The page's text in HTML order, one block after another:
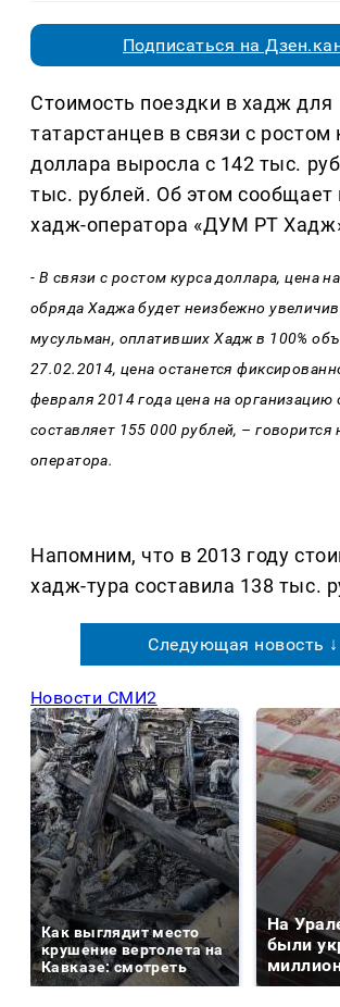
Подписаться на
Стоимость поездки в хадж для
татарстанцев в связи с ростом
доллара выросла с 142 тыс.
тыс. рублей. Об этом сообщает
хадж-оператора «ДУМ РТ
- В связи с ростом курса доллара, цена
обряда Хаджа будет неизбежно
мусульман, оплативших Хадж в 100%
27.02.2014, цена останется
февраля 2014 года цена на
составляет 155 000 рублей, – говорится
оператора.
Напомним, что в 2013 году
хадж-тура составила 138 тыс.
Следующая новость ↓
Новости СМИ2
Как выглядит место
крушение вертолета на
Кавказе: смотреть
На
были